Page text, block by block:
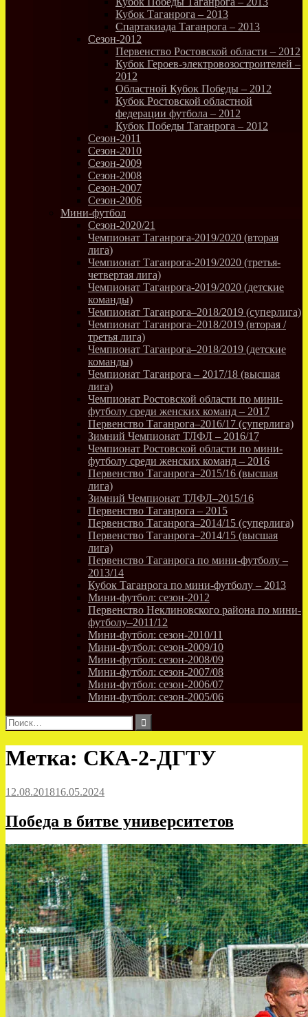
Кубок Таганрога – 2013
Спартакиада Таганрога – 2013
Сезон-2012
Первенство Ростовской области – 2012
Кубок Героев-электровозостроителей –
2012
Областной Кубок Победы – 2012
Кубок Ростовской областной
федерации футбола – 2012
Кубок Победы Таганрога – 2012
Сезон-2011
Сезон-2010
Сезон-2009
Сезон-2008
Сезон-2007
Сезон-2006
Мини-футбол
Сезон-2020/21
Чемпионат Таганрога-2019/2020 (вторая
лига)
Чемпионат Таганрога-2019/2020 (третья-
четвертая лига)
Чемпионат Таганрога-2019/2020 (детские
команды)
Чемпионат Таганрога–2018/2019 (суперлига)
Чемпионат Таганрога–2018/2019 (вторая /
третья лига)
Чемпионат Таганрога–2018/2019 (детские
команды)
Чемпионат Таганрога – 2017/18 (высшая
лига)
Чемпионат Ростовской области по мини-
футболу среди женских команд – 2017
Первенство Таганрога–2016/17 (суперлига)
Зимний Чемпионат ТЛФЛ – 2016/17
Чемпионат Ростовской области по мини-
футболу среди женских команд – 2016
Первенство Таганрога–2015/16 (высшая
лига)
Зимний Чемпионат ТЛФЛ–2015/16
Первенство Таганрога – 2015
Первенство Таганрога–2014/15 (суперлига)
Первенство Таганрога–2014/15 (высшая
лига)
Первенство Таганрога по мини-футболу –
2013/14
Кубок Таганрога по мини-футболу – 2013
Мини-футбол: сезон-2012
Первенство Неклиновского района по мини-
футболу–2011/12
Мини-футбол: сезон-2010/11
Мини-футбол: сезон-2009/10
Мини-футбол: сезон-2008/09
Мини-футбол: сезон-2007/08
Мини-футбол: сезон-2006/07
Мини-футбол: сезон-2005/06
Найти:
Метка: СКА-2-ДГТУ
12.08.201816.05.2024
Победа в битве университетов